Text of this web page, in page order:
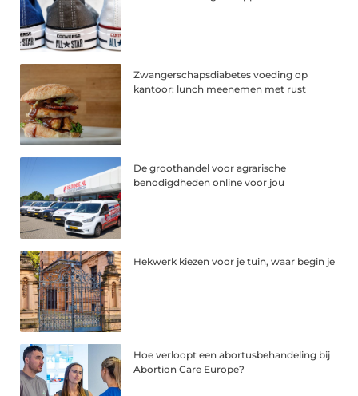
Zwangerschapsdiabetes voeding op
kantoor: lunch meenemen met rust
De groothandel voor agrarische
benodigdheden online voor jou
Hekwerk kiezen voor je tuin, waar begin je
Hoe verloopt een abortusbehandeling bij
Abortion Care Europe?